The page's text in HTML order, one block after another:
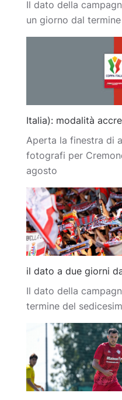
Il dato della
un giorno dal
Italia): modalità
Aperta la finestra di
fotografi per
agosto
il dato a due giorni
Il dato della
termine del